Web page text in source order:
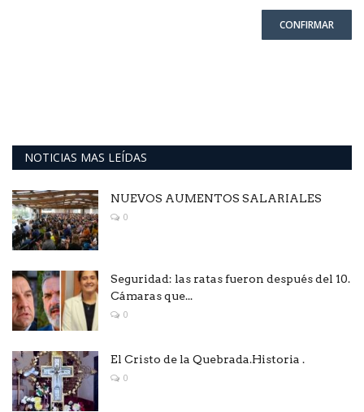
CONFIRMAR
NOTICIAS MAS LEÍDAS
NUEVOS AUMENTOS SALARIALES
0
Seguridad: las ratas fueron después del 10.
Cámaras que...
0
El Cristo de la Quebrada.Historia .
0